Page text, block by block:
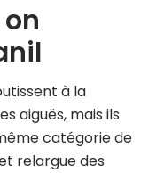
à la
aiguës, mais ils
catégorie de
relargue des